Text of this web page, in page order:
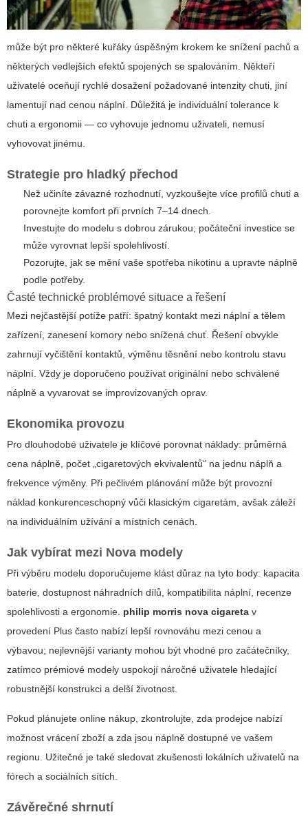
může být pro některé kuřáky úspěšným krokem ke snížení pachů a
některých vedlejších efektů spojených se spalováním. Někteří
uživatelé oceňují rychlé dosažení požadované intenzity chuti, jiní
lamentují nad cenou náplní. Důležitá je individuální tolerance k
chuti a ergonomii — co vyhovuje jednomu uživateli, nemusí
vyhovovat jinému.
Strategie pro hladký přechod
Než učiníte závazné rozhodnutí, vyzkoušejte více profilů chuti a
porovnejte komfort při prvních 7–14 dnech.
Investujte do modelu s dobrou zárukou; počáteční investice se
může vyrovnat lepší spolehlivostí.
Pozorujte, jak se mění vaše spotřeba nikotinu a upravte náplně
podle potřeby.
Časté technické problémové situace a řešení
Mezi nejčastější potíže patří: špatný kontakt mezi náplní a tělem
zařízení, zanesení komory nebo snížená chuť. Řešení obvykle
zahrnují vyčištění kontaktů, výměnu těsnění nebo kontrolu stavu
náplní. Vždy je doporučeno používat originální nebo schválené
náplně a vyvarovat se improvizovaných oprav.
Ekonomika provozu
Pro dlouhodobé uživatele je klíčové porovnat náklady: průměrná
cena náplně, počet „cigaretových ekvivalentů“ na jednu náplň a
frekvence výměny. Při pečlivém plánování může být provozní
náklad konkurenceschopný vůči klasickým cigaretám, avšak záleží
na individuálním užívání a místních cenách.
Jak vybírat mezi Nova modely
Při výběru modelu doporučujeme klást důraz na tyto body: kapacita
baterie, dostupnost náhradních dílů, kompatibilita náplní, recenze
spolehlivosti a ergonomie. philip morris nova cigareta v
provedení Plus často nabízí lepší rovnováhu mezi cenou a
výbavou; nejlevnější varianty mohou být vhodné pro začátečníky,
zatímco prémiové modely uspokojí náročné uživatele hledající
robustnější konstrukci a delší životnost.
Pokud plánujete online nákup, zkontrolujte, zda prodejce nabízí
možnost vrácení zboží a zda jsou náplně dostupné ve vašem
regionu. Užitečné je také sledovat zkušenosti lokálních uživatelů na
fórech a sociálních sítích.
Závěrečné shrnutí